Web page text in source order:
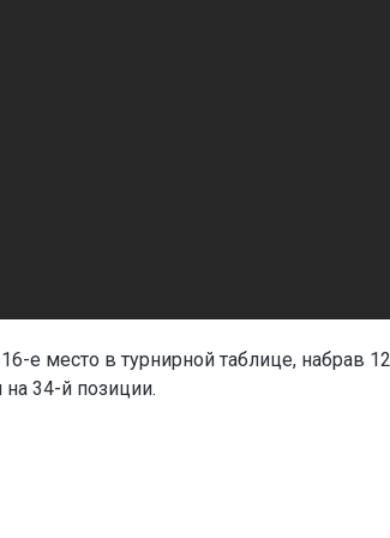
е место в турнирной таблице, набрав
на 34-й позиции.